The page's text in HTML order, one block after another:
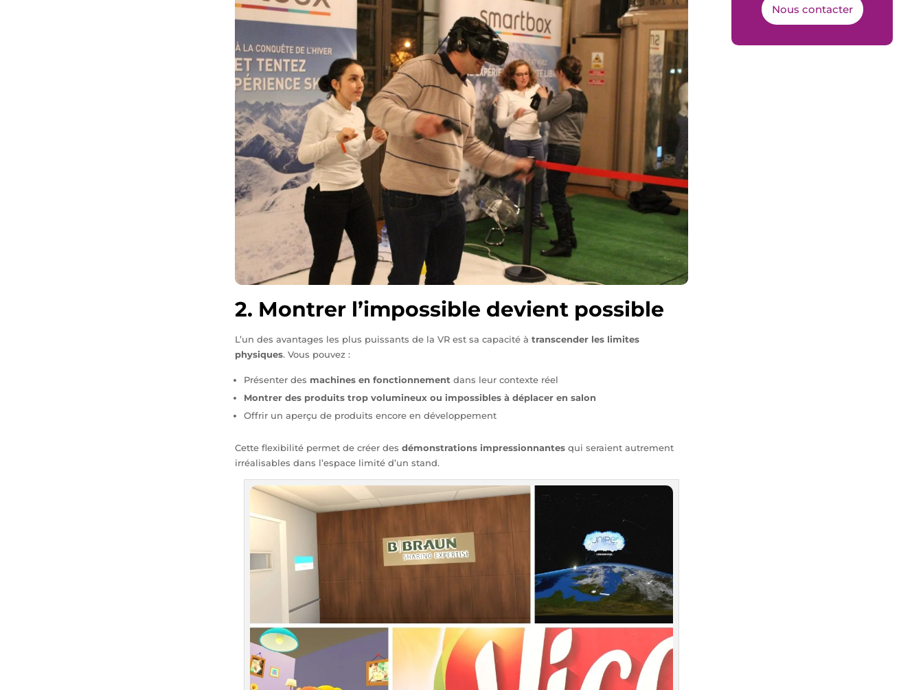
2. Montrer l’impossible devient possible
L’un des avantages les plus puissants de la VR est sa capacité àtranscender les limites
physiques. Vous pouvez :
Présenter des machines en fonctionnement dans leur contexte réel
Montrer des produits trop volumineux ou impossibles à déplacer en salon
Offrir un aperçu de produits encore en développement
Cette flexibilité permet de créer desdémonstrations impressionnantes qui seraient autrement
irréalisables dans l’espace limité d’un stand.
Nous contacter